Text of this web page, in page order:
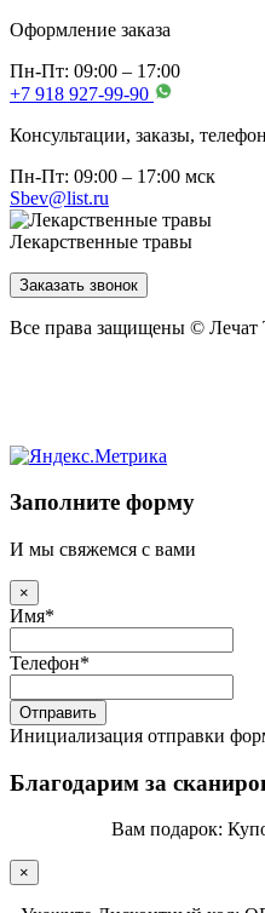
Оформление заказа
Пн-Пт: 09:00 – 17:00
+7 918 927-99-90
Консультации, заказы,
Пн-Пт: 09:00 – 17:00 мск
Sbev@list.ru
Лекарственные травы
Заказать звонок
Все права защищены © Лечат
Заполните форму
И мы свяжемся с вами
×
Имя*
Телефон*
Отправить
Инициализация отправки
Благодарим за
Вам подарок:
×